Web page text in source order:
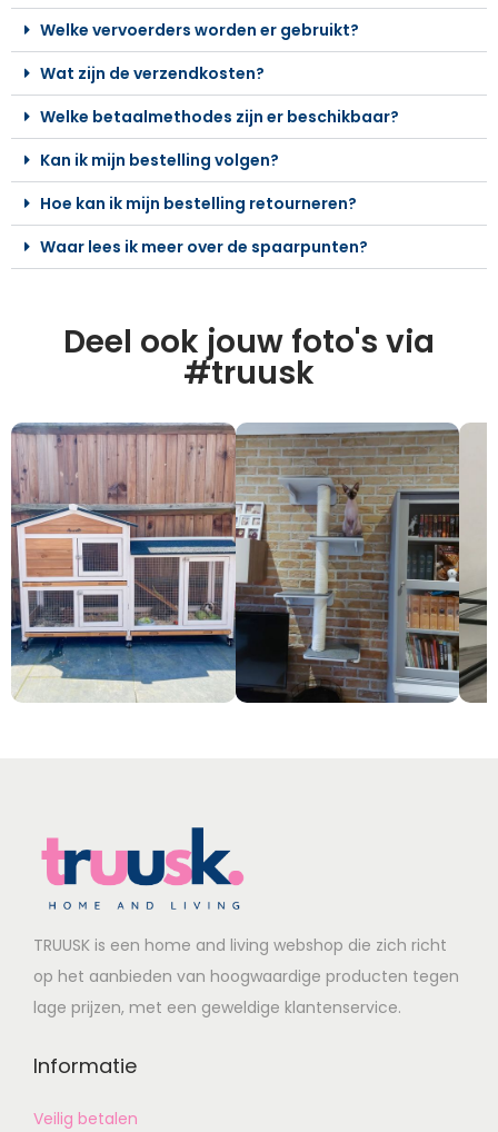
Welke vervoerders worden er gebruikt?
Wat zijn de verzendkosten?
Welke betaalmethodes zijn er beschikbaar?
Kan ik mijn bestelling volgen?
Hoe kan ik mijn bestelling retourneren?
Waar lees ik meer over de spaarpunten?
Deel ook jouw foto's via
#truusk
TRUUSK is een home and living webshop die zich richt
op het aanbieden van hoogwaardige producten tegen
lage prijzen, met een geweldige klantenservice.
Informatie
Veilig betalen